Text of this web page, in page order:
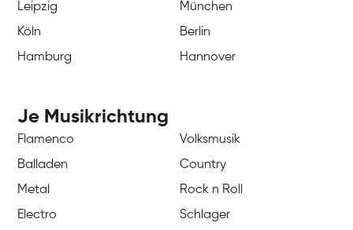
Leipzig
München
Köln
Berlin
Hamburg
Hannover
Je Musikrichtung
Flamenco
Volksmusik
Balladen
Country
Metal
Rock n Roll
Electro
Schlager